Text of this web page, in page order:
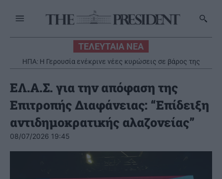
ΤΕΛΕΥΤΑΙΑ ΝΕΑ
ΗΠΑ: Η Γερουσία ενέκρινε νέες κυρώσεις σε βάρος της
Ρωσίας
ΕΛ.Α.Σ. για την απόφαση της
Επιτροπής Διαφάνειας: “Επίδειξη
αντιδημοκρατικής αλαζονείας”
08/07/2026 19:45